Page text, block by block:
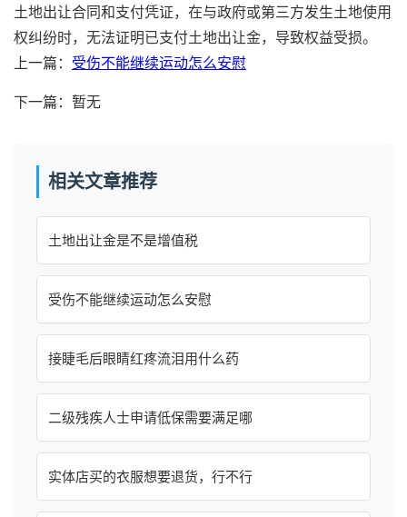
土地出让合同和支付凭证，在与政府或第三方发生土地使用
权纠纷时，无法证明已支付土地出让金，导致权益受损。
上一篇： 受伤不能继续运动怎么安慰
下一篇：暂无
相关文章推荐
土地出让金是不是增值税
受伤不能继续运动怎么安慰
接睫毛后眼睛红疼流泪用什么药
二级残疾人士申请低保需要满足哪
实体店买的衣服想要退货，行不行